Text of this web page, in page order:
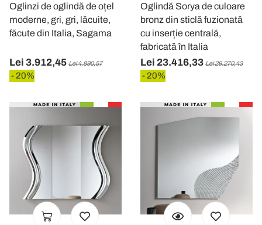
Oglinzi de oglindă de oțel
moderne, gri, gri, lăcuite,
făcute din Italia, Sagama
Lei 3.912,45 Lei 4.890,57
- 20%
Oglindă Sorya de culoare
bronz din sticlă fuzionată
cu inserție centrală,
fabricată în Italia
Lei 23.416,33 Lei 29.270,43
- 20%